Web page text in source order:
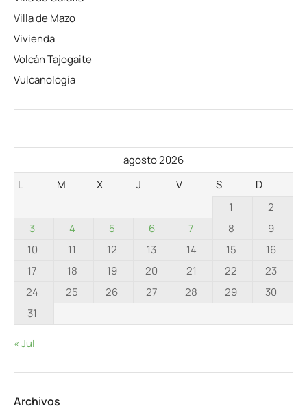
Villa de Mazo
Vivienda
Volcán Tajogaite
Vulcanología
agosto 2026
L
M X J V S
D
1
2
3
4 5 6 7 8
9
10
11 12 13 14 15
16
17
18 19 20 21 22
23
24
25 26 27 28 29
30
31
« Jul
Archivos